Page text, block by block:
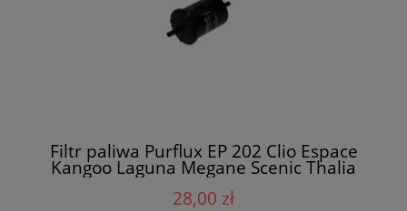
Filtr paliwa Purflux EP 202 Clio Espace
Kangoo Laguna Megane Scenic Thalia
Twingo
28,00 zł